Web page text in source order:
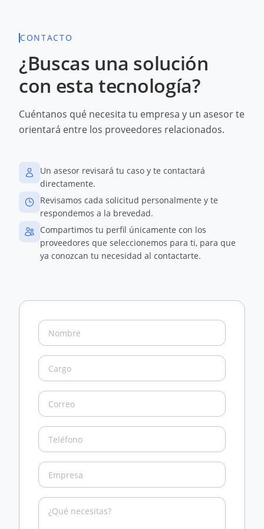
CONTACTO
¿Buscas una solución
con esta tecnología?
Cuéntanos qué necesita tu empresa y un asesor te
orientará entre los proveedores relacionados.
Un asesor revisará tu caso y te contactará
directamente.
Revisamos cada solicitud personalmente y te
respondemos a la brevedad.
Compartimos tu perfil únicamente con los
proveedores que seleccionemos para ti, para que
ya conozcan tu necesidad al contactarte.